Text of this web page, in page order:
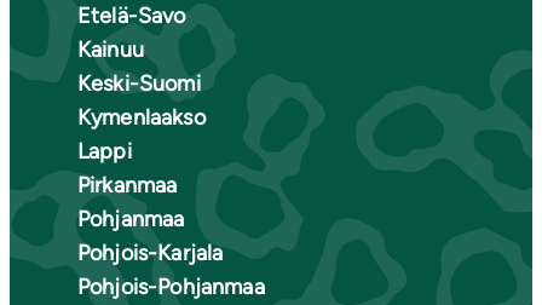
Etelä-Savo
Kainuu
Keski-Suomi
Kymenlaakso
Lappi
Pirkanmaa
Pohjanmaa
Pohjois-Karjala
Pohjois-Pohjanmaa